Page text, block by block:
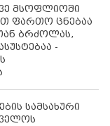
მსოფლიოში
ფართო ცნებაა
ბრძოლას,
-
სამსახური